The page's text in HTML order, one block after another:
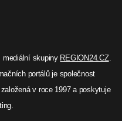
mediální skupiny REGION24.CZ.
portálů je společnost
v roce 1997 a poskytuje